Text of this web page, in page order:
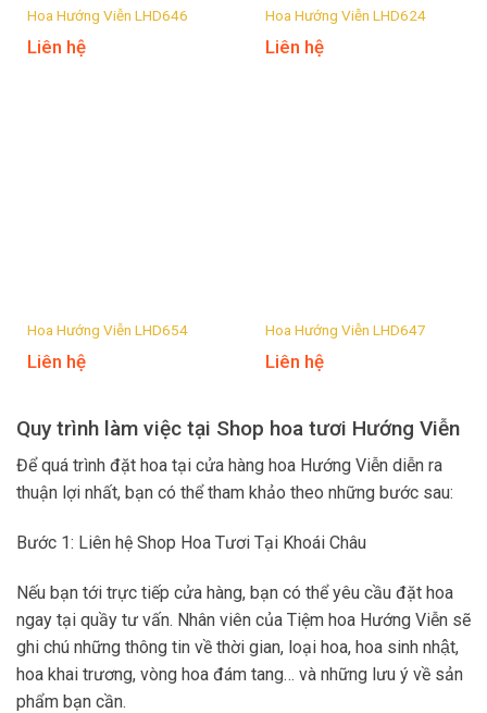
Hoa Hướng Viễn LHD646
Liên hệ
Hoa Hướng Viễn LHD624
Liên hệ
Hoa Hướng Viễn LHD654
Liên hệ
Hoa Hướng Viễn LHD647
Liên hệ
Quy trình làm việc tại Shop hoa tươi Hướng Viễn
Để quá trình đặt hoa tại cửa hàng hoa Hướng Viễn diễn ra
thuận lợi nhất, bạn có thể tham khảo theo những bước sau:
Bước 1: Liên hệ Shop Hoa Tươi Tại Khoái Châu
Nếu bạn tới trực tiếp cửa hàng, bạn có thể yêu cầu đặt hoa
ngay tại quầy tư vấn. Nhân viên của Tiệm hoa Hướng Viễn sẽ
ghi chú những thông tin về thời gian, loại hoa, hoa sinh nhật,
hoa khai trương, vòng hoa đám tang… và những lưu ý về sản
phẩm bạn cần.